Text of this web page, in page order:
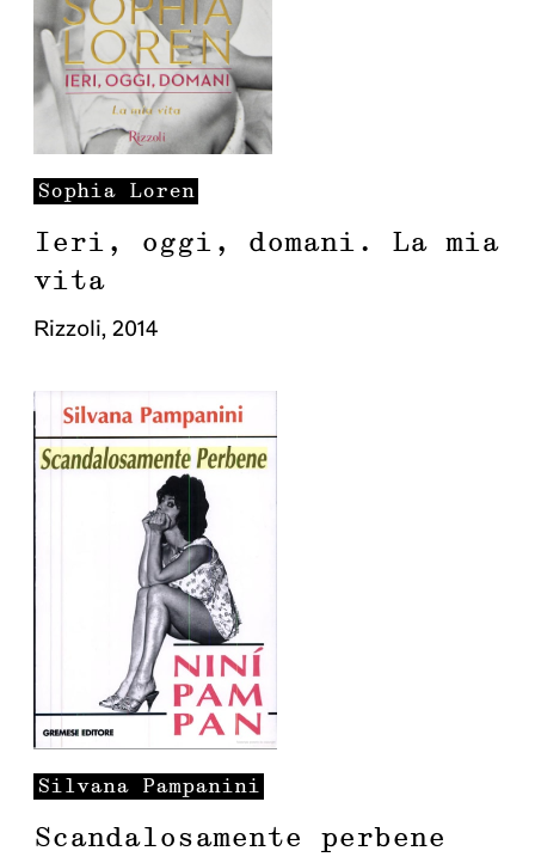
Sophia Loren
Ieri, oggi, domani. La mia
vita
Rizzoli, 2014
Silvana Pampanini
Scandalosamente perbene